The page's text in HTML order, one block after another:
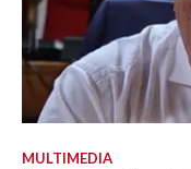
MULTIMEDIA